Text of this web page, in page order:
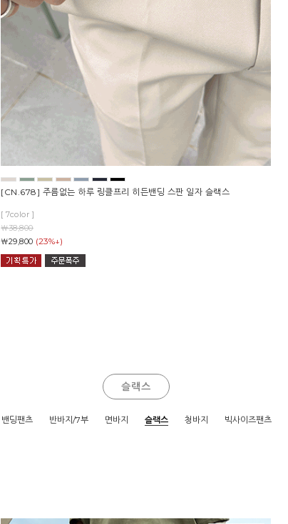
[CN.678] 주름없는 하루 링클프리 히든밴딩 스판 일자 슬랙스
[ 7color ]
￦38,800
￦29,800 (23%↓)
슬랙스
밴딩팬츠 반바지/7부 면바지 슬랙스 청바지 빅사이즈팬츠